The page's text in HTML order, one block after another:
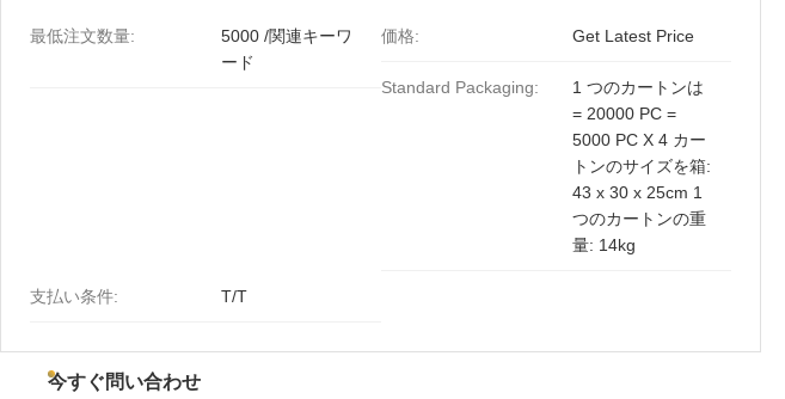
最低注文数量:
5000 /関連キーワ
ード
価格: Get Latest Price
Standard Packaging:
1 つのカートンは
= 20000 PC =
5000 PC X 4 カー
トンのサイズを箱:
43 x 30 x 25cm 1
つのカートンの重
量: 14kg
支払い条件: T/T
今すぐ問い合わせ